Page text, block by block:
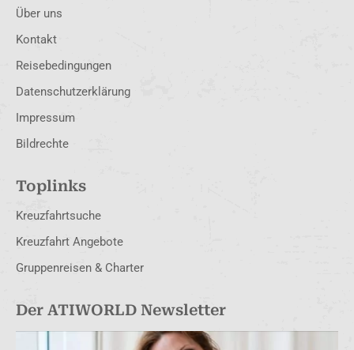
Über uns
Kontakt
Reisebedingungen
Datenschutzerklärung
Impressum
Bildrechte
Toplinks
Kreuzfahrtsuche
Kreuzfahrt Angebote
Gruppenreisen & Charter
Der ATIWORLD Newsletter